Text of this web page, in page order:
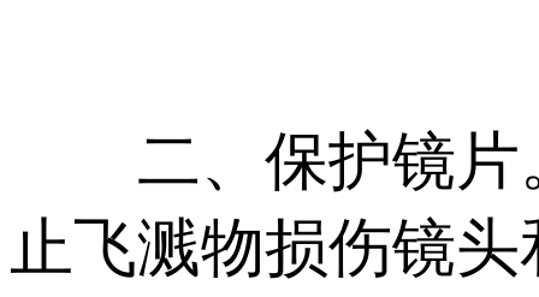
二、保护镜片
止飞溅物损伤镜